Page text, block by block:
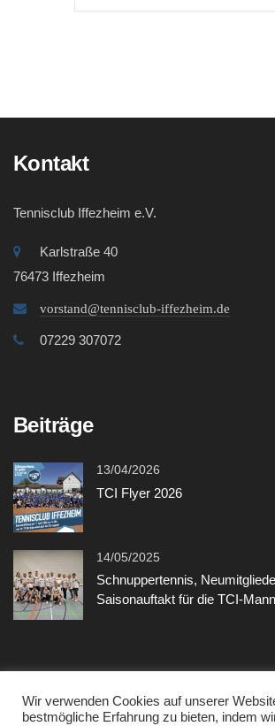
Kontakt
Tennisclub Iffezheim e.V.
Karlstraße 40
76473 Iffezheim
vorstand@tennisclub-iffezheim.de
07229 307072
Beiträge
13/04/2026
TCI Flyer 2026
14/05/2025
Schnuppertennis,
Saisonauftakt für die TCI-
Sonstiges
Wir verwenden Cookies auf unserer
bestmögliche Erfahrung zu bieten, indem